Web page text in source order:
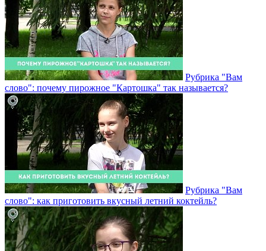
Рубрика "Вам
слово": почему пирожное "Картошка" так называется?
Рубрика "Вам
слово": как приготовить вкусный летний коктейль?